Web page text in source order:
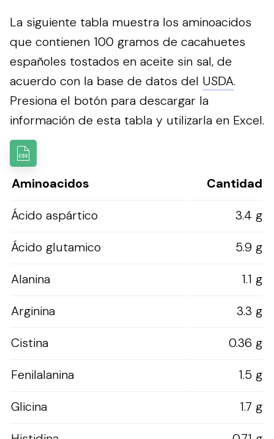
La siguiente tabla muestra los aminoacidos
que contienen 100 gramos de cacahuetes
españoles tostados en aceite sin sal, de
acuerdo con la base de datos del USDA.
Presiona el botón para descargar la
información de esta tabla y utilizarla en Excel.
Aminoacidos
Cantidad
Ácido aspártico
3.4 g
Ácido glutamico
5.9 g
Alanina
1.1 g
Arginina
3.3 g
Cistina
0.36 g
Fenilalanina
1.5 g
Glicina
1.7 g